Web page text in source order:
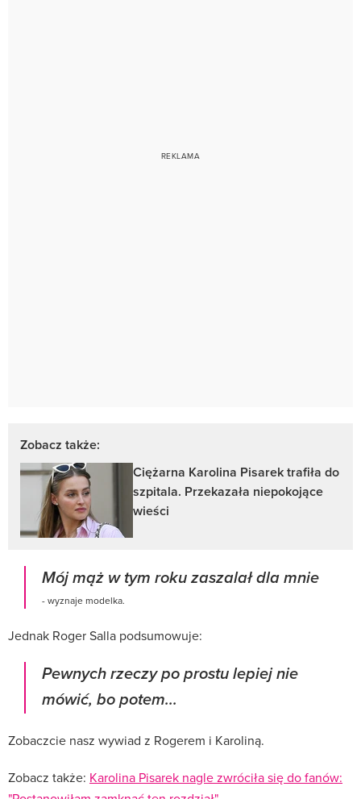
Zobacz także:
Ciężarna Karolina Pisarek trafiła do
szpitala. Przekazała niepokojące
wieści
Mój mąż w tym roku zaszalał dla mnie
- wyznaje modelka.
Jednak Roger Salla podsumowuje:
Pewnych rzeczy po prostu lepiej nie
mówić, bo potem...
Zobaczcie nasz wywiad z Rogerem i Karoliną.
Zobacz także: Karolina Pisarek nagle zwróciła się do fanów: